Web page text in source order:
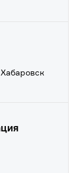
Хабаровск